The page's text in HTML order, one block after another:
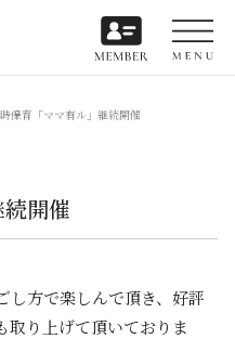
保育「ママ有ル」継続開催
開催
し方で楽しんで頂き、好評
取り上げて頂いておりま